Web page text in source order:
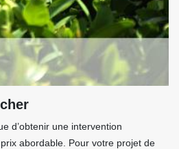
d’obtenir une intervention
abordable. Pour votre projet de